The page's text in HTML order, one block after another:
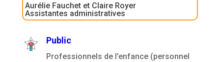
Aurélie Fauchet et Claire Royer
Assistantes administratives
Public
Professionnels de l’enfance (personnel